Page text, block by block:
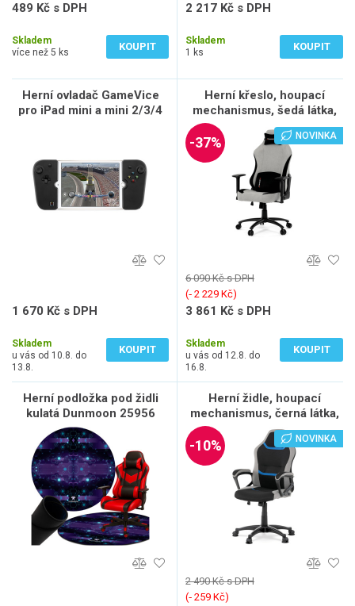
489 Kč s DPH
Skladem
více než 5 ks
KOUPIT
2 217 Kč s DPH
Skladem
1 ks
KOUPIT
Herní ovladač GameVice
pro iPad mini a mini 2/3/4
1 670 Kč s DPH
Skladem
u vás od 10.8. do
13.8.
KOUPIT
Herní křeslo, houpací
mechanismus, šedá látka,
KA-F12 SIL2
NOVINKA
-37%
6 090 Kč s DPH
(‐ 2 229 Kč)
3 861 Kč s DPH
Skladem
u vás od 12.8. do
16.8.
KOUPIT
Herní podložka pod židli
kulatá Dunmoon 25956
Herní židle, houpací
mechanismus, černá látka,
KA-L611 BLUE
NOVINKA
-10%
2 490 Kč s DPH
(‐ 259 Kč)